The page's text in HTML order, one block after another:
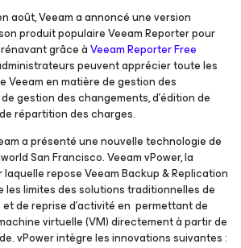
août, Veeam a annoncé une version
produit populaire Veeam Reporter pour
grâce àVeeam Reporter Free
peuvent apprécier toute les
Veeam en matière de gestion des
gestion des changements, d’édition de
répartition des charges.
a présenté une nouvelle technologie de
San Francisco. Veeam vPower, la
laquelle repose Veeam Backup & Replication
les limites des solutions traditionnelles de
de reprise d’activité en permettant de
virtuelle (VM) directement à partir de
vPower intègre les innovations suivantes :